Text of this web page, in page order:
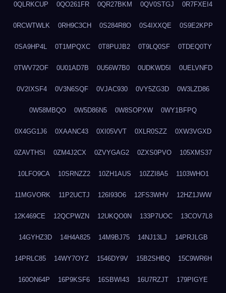
0QLRKCUP 0QO261FR 0QR27BKM 0QV0STGJ 0R7FXEI4
0RCWTWLK 0RH9C3CH 0S284R8O 0S4IXXQE 0S9E2KPP
0SA9HP4L 0T1MPQXC 0T8PUJB2 0T9LQ0SF 0TDEQ0TY
0TWV72OF 0U01AD7B 0U56W7B0 0UDKWD5I 0UELVNFD
0V2IXSF4 0V3N6SQF 0VJAC930 0VY5ZG3D 0W3LZD86
0W58MBQO 0W5D86N5 0W8SOPXW 0WY1BFPQ
0X4GG1J6 0XAANC43 0XI05VVT 0XLR0SZZ 0XW3VGXD
0ZAVTHSI 0ZM4J2CX 0ZVYGAG2 0ZXS0PVO 105XMS37
10LFO9CA 10SRNZZ2 10ZH1AUS 10ZZI8A5 1103WHO1
11MGVORK 11P2UCTJ 126I93O6 12FS3WHV 12HZ1JWW
12K469CE 12QCPWZN 12UKQO0N 133P7UOC 13COV7L8
14GYHZ3D 14H4A825 14M9BJ75 14NJ13LJ 14PRJLGB
14PRLC85 14WY7OYZ 1546DY9V 15B2SHBQ 15C9WR6H
160ON64P 16P9KSF6 16SBWI43 16U7RZJT 179PIGYE